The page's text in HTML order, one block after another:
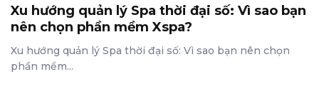
Xu hướng quản lý Spa thời đại số: Vì sao bạn
nên chọn phần mềm Xspa?
Xu hướng quản lý Spa thời đại số: Vì sao bạn nên chọn
phần mềm...